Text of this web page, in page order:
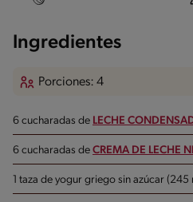
Ingredientes
Porciones: 4
6 cucharadas de LECHE
6 cucharadas de CREMA DE LECHE
1 taza de yogur griego sin azúcar (245